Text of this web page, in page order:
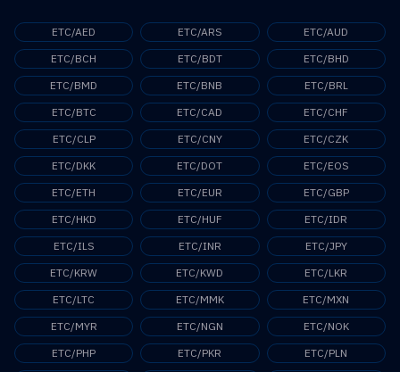
ETC/AED ETC/ARS
ETC/AUD
ETC/BCH
ETC/BDT
ETC/BHD
ETC/BMD
ETC/BNB
ETC/BRL
ETC/BTC
ETC/CAD
ETC/CHF
ETC/CLP
ETC/CNY
ETC/CZK
ETC/DKK
ETC/DOT
ETC/EOS
ETC/ETH
ETC/EUR
ETC/GBP
ETC/HKD
ETC/HUF
ETC/IDR
ETC/ILS
ETC/INR
ETC/JPY
ETC/KRW
ETC/KWD
ETC/LKR
ETC/LTC
ETC/MMK
ETC/MXN
ETC/MYR
ETC/NGN
ETC/NOK
ETC/PHP
ETC/PKR
ETC/PLN